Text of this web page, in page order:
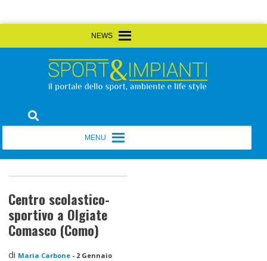
to
Sport&Impianti
Centro scolastico-
sportivo a Olgiate
Comasco (Como)
di Maria Carbone - 2 Gennaio